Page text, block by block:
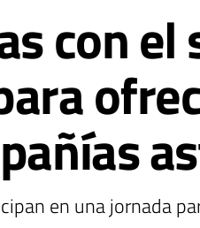
con el
en una jornada